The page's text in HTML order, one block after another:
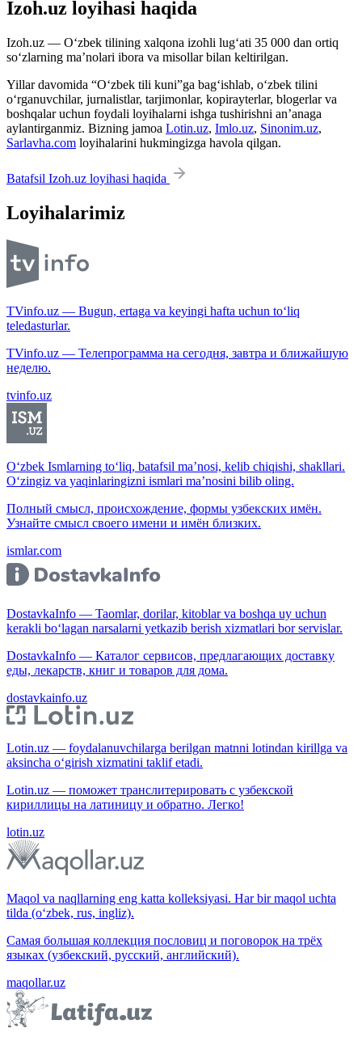
Izoh.uz loyihasi haqida
Izoh.uz — O‘zbek tilining xalqona izohli lug‘ati 35 000 dan ortiq
so‘zlarning ma’nolari ibora va misollar bilan keltirilgan.
Yillar davomida “O‘zbek tili kuni”ga bag‘ishlab, o‘zbek tilini
o‘rganuvchilar, jurnalistlar, tarjimonlar, kopirayterlar, blogerlar va
boshqalar uchun foydali loyihalarni ishga tushirishni an’anaga
aylantirganmiz. Bizning jamoa Lotin.uz, Imlo.uz, Sinonim.uz,
Sarlavha.com loyihalarini hukmingizga havola qilgan.
Batafsil Izoh.uz loyihasi haqida
Loyihalarimiz
TVinfo.uz — Bugun, ertaga va keyingi hafta uchun to‘liq
teledasturlar.
TVinfo.uz — Телепрограмма на сегодня, завтра и ближайшую
неделю.
tvinfo.uz
O‘zbek Ismlarning to‘liq, batafsil ma’nosi, kelib chiqishi, shakllari.
O‘zingiz va yaqinlaringizni ismlari ma’nosini bilib oling.
Полный смысл, происхождение, формы узбекских имён.
Узнайте смысл своего имени и имён близких.
ismlar.com
DostavkaInfo — Taomlar, dorilar, kitoblar va boshqa uy uchun
kerakli bo‘lagan narsalarni yetkazib berish xizmatlari bor servislar.
DostavkaInfo — Каталог сервисов, предлагающих доставку
еды, лекарств, книг и товаров для дома.
dostavkainfo.uz
Lotin.uz — foydalanuvchilarga berilgan matnni lotindan kirillga va
aksincha o‘girish xizmatini taklif etadi.
Lotin.uz — поможет транслитерировать с узбекской
кириллицы на латиницу и обратно. Легко!
lotin.uz
Maqol va naqllarning eng katta kolleksiyasi. Har bir maqol uchta
tilda (o‘zbek, rus, ingliz).
Самая большая коллекция пословиц и поговорок на трёх
языках (узбекский, русский, английский).
maqollar.uz